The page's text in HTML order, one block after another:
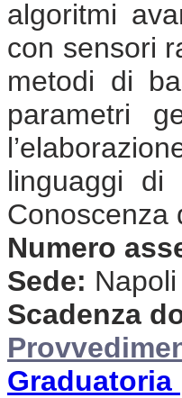
algoritmi
con sensori
metodi di
parametri
linguaggi di
Conoscenza
Numero
Sede: Napoli
Scadenza
Graduatoria